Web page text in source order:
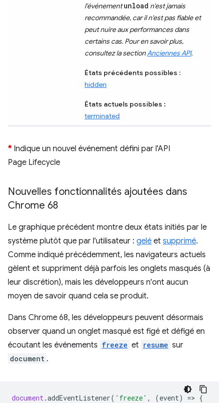
l'événementunload n'est jamais
recommandée, car il n'est pas fiable et
peut nuire aux performances dans
certains cas. Pour en savoir plus,
consultez la sectionAnciennes API.
États précédents possibles :
hidden
États actuels possibles :
terminated
* Indique un nouvel événement défini par l'API
Page Lifecycle
Nouvelles fonctionnalités ajoutées dans
Chrome 68
Le graphique précédent montre deux états initiés par le
système plutôt que par l'utilisateur : gelé et supprimé.
Comme indiqué précédemment, les navigateurs actuels
gèlent et suppriment déjà parfois les onglets masqués (à
leur discrétion), mais les développeurs n'ont aucun
moyen de savoir quand cela se produit.
Dans Chrome 68, les développeurs peuvent désormais
observer quand un onglet masqué est figé et défigé en
écoutant les événements freeze et resume sur
document .
document .addEventListener( 'freeze' , (event) => {